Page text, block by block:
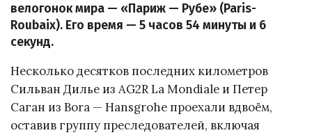
велогонок мира — «Париж — Рубе» (Paris-
Roubaix). Его время — 5 часов 54 минуты и 6
секунд.
Несколько десятков последних километров
Сильван Дилье из AG2R La Mondiale и Петер
Саган из Bora — Hansgrohe проехали вдвоём,
оставив группу преследователей, включая